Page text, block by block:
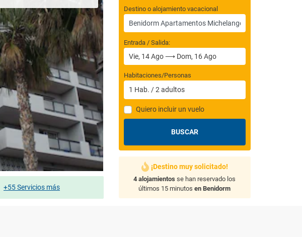
+55 Servicios más
Destino o alojamiento vacacional
Entrada / Salida:
Habitaciones/Personas
1 Hab. /2 adultos
Quiero incluir un vuelo
BUSCAR
¡Destino muy solicitado!
4 alojamientos se han reservado los
últimos 15 minutosen Benidorm